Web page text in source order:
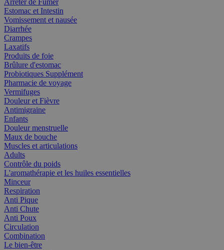
Arrêter de Fumer
Estomac et Intestin
Vomissement et nausée
Diarrhée
Crampes
Laxatifs
Produits de foie
Brûlure d'estomac
Probiotiques Supplément
Pharmacie de voyage
Vermifuges
Douleur et Fièvre
Antimigraine
Enfants
Douleur menstruelle
Maux de bouche
Muscles et articulations
Adults
Contrôle du poids
L'aromathérapie et les huiles essentielles
Minceur
Respiration
Anti Pique
Anti Chute
Anti Poux
Circulation
Combination
Le bien-être